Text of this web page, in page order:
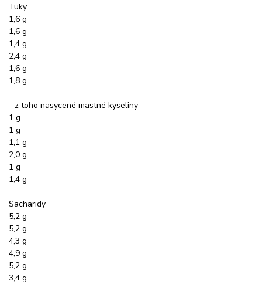
Tuky
1,6 g
1,6 g
1,4 g
2,4 g
1,6 g
1,8 g
- z toho nasycené mastné kyseliny
1 g
1 g
1,1 g
2,0 g
1 g
1,4 g
Sacharidy
5,2 g
5,2 g
4,3 g
4,9 g
5,2 g
3,4 g